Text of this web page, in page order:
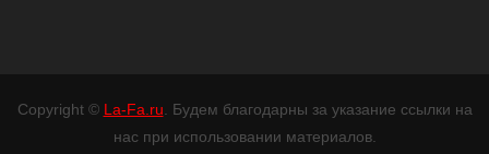
Copyright © La-Fa.ru . Будем благодарны за указание ссылки на
нас при использовании материалов.